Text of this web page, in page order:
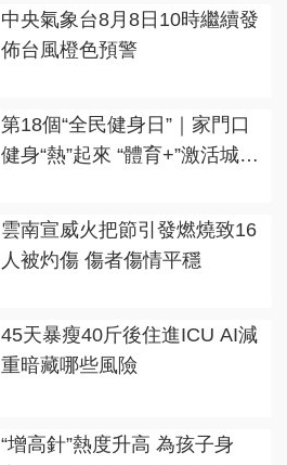
中央氣象台8月8日10時繼續發
佈台風橙色預警
第18個“全民健身日”｜家門口
健身“熱”起來 “體育+”激活城市
雲南宣威火把節引發燃燒致16
人被灼傷 傷者傷情平穩
45天暴瘦40斤後住進ICU AI減
重暗藏哪些風險
“增高針”熱度升高 為孩子身